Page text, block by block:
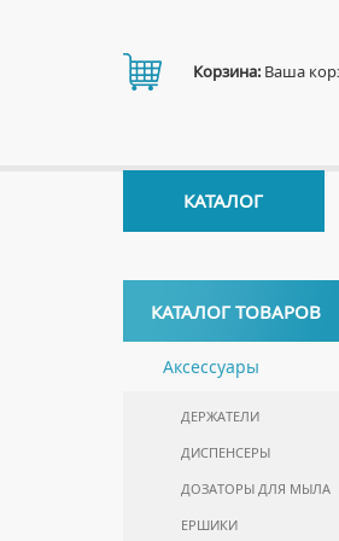
КАТАЛОГ ТОВАРОВ
Аксессуары
ДЕРЖАТЕЛИ
ДИСПЕНСЕРЫ
ДОЗАТОРЫ ДЛЯ МЫЛА
ЕРШИКИ
Корзина: Ваша
КАТАЛОГ